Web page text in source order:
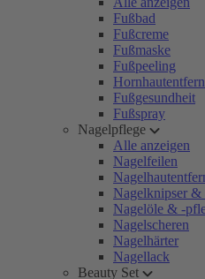
Fußbad
Fußcreme
Fußmaske
Fußpeeling
Fußgesundheit
Fußspray
Nagelpflege
Alle anzeigen
Nagelfeilen
Nagelknipser &
Nagelöle & -
Nagelscheren
Nagelhärter
Nagellack
Beauty Set